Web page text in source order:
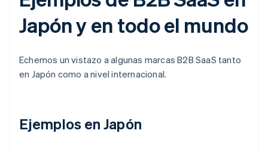
Japón y en todo el mundo
Echemos un vistazo a algunas marcas B2B SaaS tanto
en Japón como a nivel internacional.
Ejemplos en Japón